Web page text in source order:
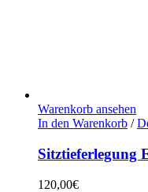
Warenkorb ansehen
In den Warenkorb /
Sitztieferlegung
120,00€